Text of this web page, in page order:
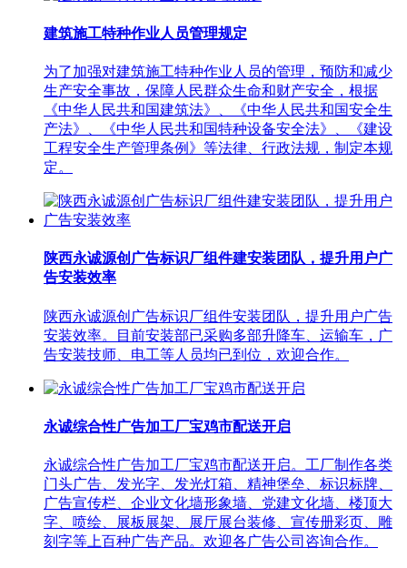
建筑施工特种作业人员管理规定
为了加强对建筑施工特种作业人员的管理，预防和减少
生产安全事故，保障人民群众生命和财产安全，根据
《中华人民共和国建筑法》、《中华人民共和国安全生
产法》、《中华人民共和国特种设备安全法》、《建设
工程安全生产管理条例》等法律、行政法规，制定本规
定。
陕西永诚源创广告标识厂组件建安装团队，提升用户广
告安装效率
陕西永诚源创广告标识厂组件安装团队，提升用户广告
安装效率。目前安装部已采购多部升降车、运输车，广
告安装技师、电工等人员均已到位，欢迎合作。
永诚综合性广告加工厂宝鸡市配送开启
永诚综合性广告加工厂宝鸡市配送开启。工厂制作各类
门头广告、发光字、发光灯箱、精神堡垒、标识标牌、
广告宣传栏、企业文化墙形象墙、党建文化墙、楼顶大
字、喷绘、展板展架、展厅展台装修、宣传册彩页、雕
刻字等上百种广告产品。欢迎各广告公司咨询合作。